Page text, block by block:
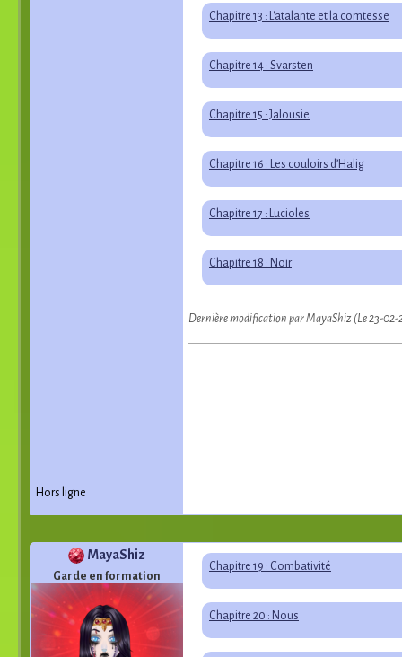
Chapitre 13 : L'atalante et la comtesse
Chapitre 14 : Svarsten
Chapitre 15 : Jalousie
Chapitre 16 : Les couloirs d’Halig
Chapitre 17 : Lucioles
Chapitre 18 : Noir
Dernière modification par MayaShiz (Le 23-02-
Hors ligne
MayaShiz
Garde en formation
Chapitre 19 : Combativité
Chapitre 20 : Nous